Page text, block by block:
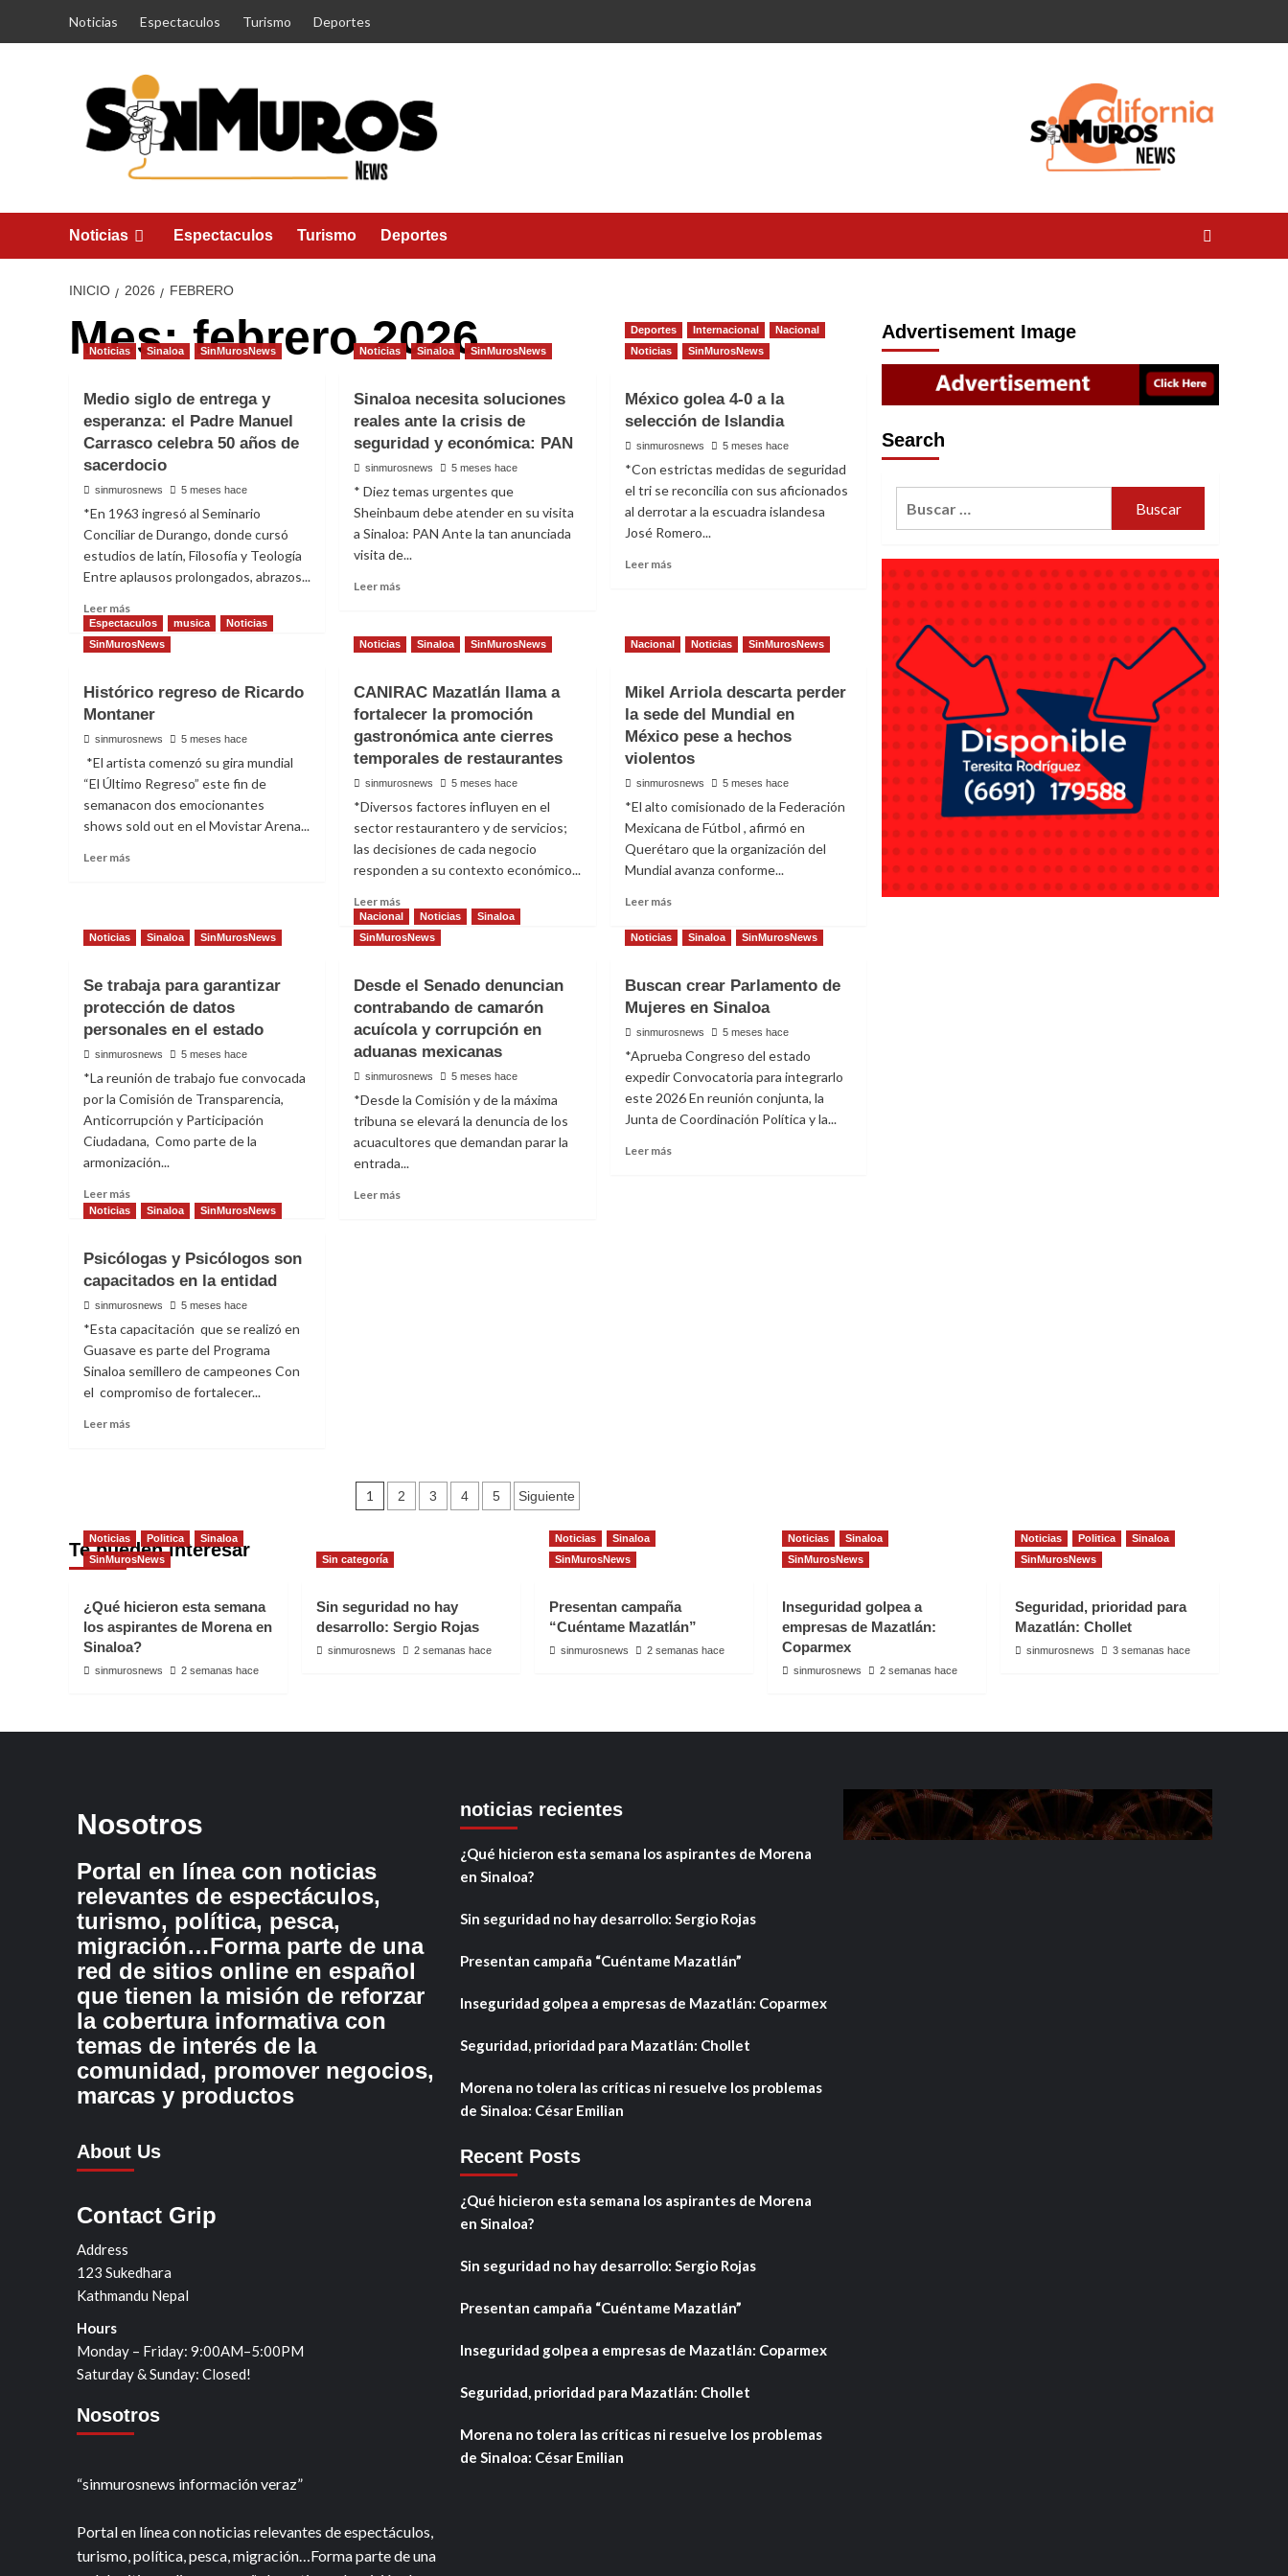
Noticias Espectaculos Turismo Deportes
Noticias Espectaculos Turismo Deportes
INICIO 2026 FEBRERO
Mes:febrero 2026
Noticias Sinaloa SinMurosNews
Medio siglo de entrega y
esperanza: el Padre Manuel
Carrasco celebra 50 años de
sacerdocio
sinmurosnews 5 meses hace
*En 1963 ingresó al Seminario
Conciliar de Durango, donde cursó
estudios de latín, Filosofía y Teología
Entre aplausos prolongados, abrazos...
Leer más
more
about
de
entrega
el
Padre
Manuel
Carrasco
50
Noticias Sinaloa SinMurosNews
Sinaloa necesita soluciones
reales ante la crisis de
seguridad y económica: PAN
sinmurosnews 5 meses hace
* Diez temas urgentes que
Sheinbaum debe atender en su visita
a Sinaloa: PAN Ante la tan anunciada
visita de...
Leer más
Sinaloa
necesita
reales
ante
de
seguridad
Deportes Internacional
Nacional
Noticias
SinMurosNews
México golea 4-0 a la
selección de Islandia
sinmurosnews 5 meses hace
*Con estrictas medidas de seguridad
el tri se reconcilia con sus aficionados
al derrotar a la escuadra islandesa
José Romero...
Leer másRead
golea
4-
a
de
Islandia
Espectaculos musica
Noticias
SinMurosNews
Histórico regreso de Ricardo
Montaner
sinmurosnews 5 meses hace
*El artista comenzó su gira mundial
“El Último Regreso” este fin de
semanacon dos emocionantes
shows sold out en el Movistar Arena...
Leer más
regreso
de
Montaner
Noticias Sinaloa SinMurosNews
CANIRAC Mazatlán llama a
fortalecer la promoción
gastronómica ante cierres
temporales de restaurantes
sinmurosnews 5 meses hace
*Diversos factores influyen en el
sector restaurantero y de servicios;
las decisiones de cada negocio
responden a su contexto económico...
Leer más
more
about
llama
a
fortalecer
gastronómica
ante
cierres
restaurantes
Nacional Noticias SinMurosNews
Mikel Arriola descarta perder
la sede del Mundial en
México pese a hechos
violentos
sinmurosnews 5 meses hace
*El alto comisionado de la Federación
Mexicana de Fútbol , afirmó en
Querétaro que la organización del
Mundial avanza conforme...
Leer másRead
about
descarta
perder
del
Mundial
en
México
a
Noticias Sinaloa SinMurosNews
Se trabaja para garantizar
protección de datos
personales en el estado
sinmurosnews 5 meses hace
*La reunión de trabajo fue convocada
por la Comisión de Transparencia,
Anticorrupción y Participación
Ciudadana, Como parte de la
armonización...
Leer más
more
trabaja
para
garantizar
de
datos
personales
en
estado
Nacional Noticias
Sinaloa
SinMurosNews
Desde el Senado denuncian
contrabando de camarón
acuícola y corrupción en
aduanas mexicanas
sinmurosnews 5 meses hace
*Desde la Comisión y de la máxima
tribuna se elevará la denuncia de los
acuacultores que demandan parar la
entrada...
Leer más
Noticias Sinaloa SinMurosNews
Buscan crear Parlamento de
Mujeres en Sinaloa
sinmurosnews 5 meses hace
*Aprueba Congreso del estado
expedir Convocatoria para integrarlo
este 2026 En reunión conjunta, la
Junta de Coordinación Política y la...
Leer másRead
Noticias Sinaloa SinMurosNews
Psicólogas y Psicólogos son
capacitados en la entidad
sinmurosnews 5 meses hace
*Esta capacitación que se realizó en
Guasave es parte del Programa
Sinaloa semillero de campeones Con
el compromiso de fortalecer...
Leer más
son
capacitados
en
entidad
Navegación
entradas
1 2 3 4 5 Siguiente
Advertisement Image
Search
Te pueden interesar
Noticias Politica
Sinaloa
SinMurosNews
¿Qué hicieron esta semana
los aspirantes de Morena en
Sinaloa?
sinmurosnews 2 semanas hace
Sin categoría
Sin seguridad no hay
desarrollo: Sergio Rojas
sinmurosnews 2 semanas hace
Noticias
Sinaloa
SinMurosNews
Presentan campaña
“Cuéntame Mazatlán”
sinmurosnews 2 semanas hace
Noticias
Sinaloa
SinMurosNews
Inseguridad golpea a
empresas de Mazatlán:
Coparmex
sinmurosnews 2 semanas hace
Noticias Politica
Sinaloa
SinMurosNews
Seguridad, prioridad para
Mazatlán: Chollet
sinmurosnews 3 semanas hace
Nosotros
Portal en línea con noticias
relevantes de espectáculos,
turismo, política, pesca,
migración…Forma parte de una
red de sitios online en español
que tienen la misión de reforzar
la cobertura informativa con
temas de interés de la
comunidad, promover negocios,
marcas y productos
About Us
Contact Grip
Address
123 Sukedhara
Kathmandu Nepal
Hours
Monday – Friday: 9:00AM–5:00PM
Saturday & Sunday: Closed!
Nosotros
“sinmurosnews información veraz”
Portal en línea con noticias relevantes de espectáculos,
turismo, política, pesca, migración…Forma parte de una
noticias recientes
¿Qué hicieron esta semana los aspirantes de Morena
en Sinaloa?
Sin seguridad no hay desarrollo: Sergio Rojas
Presentan campaña “Cuéntame Mazatlán”
Inseguridad golpea a empresas de Mazatlán: Coparmex
Seguridad, prioridad para Mazatlán: Chollet
Morena no tolera las críticas ni resuelve los problemas
de Sinaloa: César Emilian
Recent Posts
¿Qué hicieron esta semana los aspirantes de Morena
en Sinaloa?
Sin seguridad no hay desarrollo: Sergio Rojas
Presentan campaña “Cuéntame Mazatlán”
Inseguridad golpea a empresas de Mazatlán: Coparmex
Seguridad, prioridad para Mazatlán: Chollet
Morena no tolera las críticas ni resuelve los problemas
de Sinaloa: César Emilian